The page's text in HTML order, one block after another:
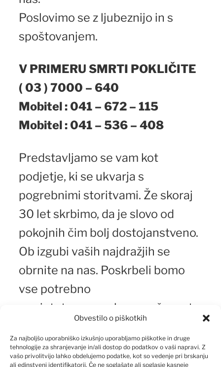
Obvestilo o piškotkih
Za najboljšo uporabniško izkušnjo uporabljamo piškotke in druge
tehnologije za shranjevanje in/ali dostop do podatkov o vaši napravi. Z
vašo privolitvijo lahko obdelujemo podatke, kot so vedenje pri brskanju
ali edinstveni identifikatorji. Če ne soglašate ali soglasje kasneje
Poslovimo se z ljubeznijo in s
spoštovanjem.
V PRIMERU SMRTI POKLIČITE
( 03 ) 7000 – 640
Mobitel : 041 – 672 – 115
Mobitel : 041 – 536 – 408
Predstavljamo se vam kot
podjetje, ki se ukvarja s
pogrebnimi storitvami. Že skoraj
30 let skrbimo, da je slovo od
pokojnih čim bolj dostojanstveno.
Ob izgubi vaših najdražjih se
obrnite na nas. Poskrbeli bomo
vse potrebno
za pietetno pogrebno svečanost.